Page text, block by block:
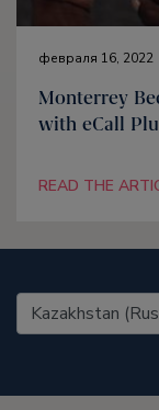
февраля 16, 2022
Monterrey
with eCall
READ THE
United States